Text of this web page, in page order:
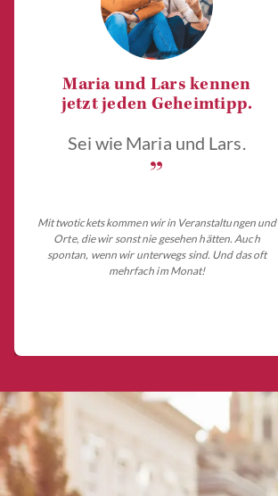
Maria und Lars kennen
jetzt jeden Geheimtipp.
Sei wie Maria und Lars.
„
Mit twotickets kommen wir in Veranstaltungen und
Orte, die wir sonst nie gesehen hätten. Auch
spontan, wenn wir unterwegs sind. Und das oft
mehrfach im Monat!